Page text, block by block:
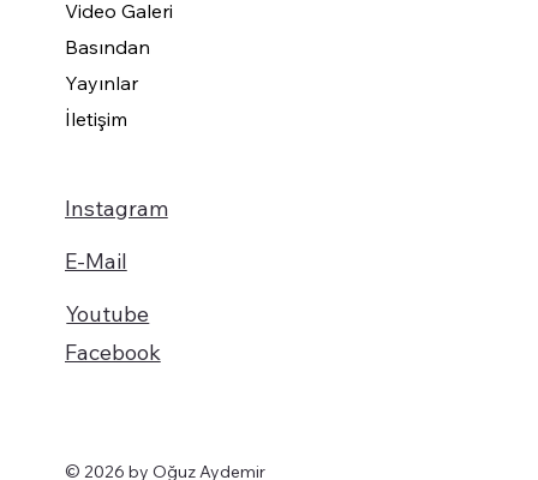
Video Galeri
Basından
Yayınlar
İletişim
Instagram
Facebook
Youtube
E-Mail
© 2026 by Oğuz Aydemir